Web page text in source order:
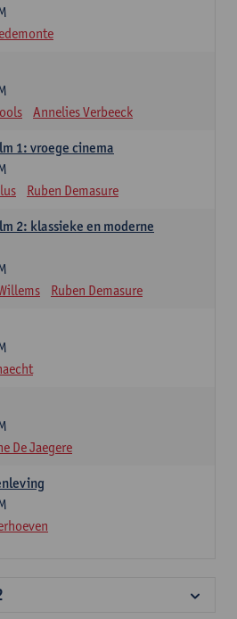
Annelies Verbeeck
1: vroege cinema
Ruben Demasure
2: klassieke en moderne
Ruben Demasure
De Jaegere